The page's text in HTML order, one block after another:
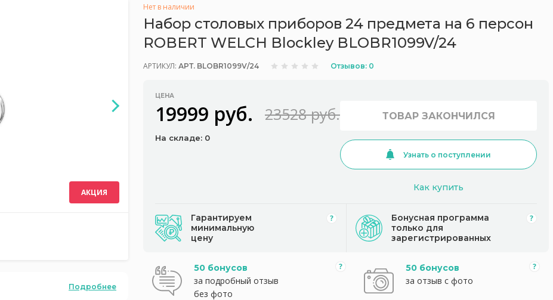
АКЦИЯ
Подробнее
Нет в наличии
Набор столовых приборов 24 предмета на 6 персон
ROBERT WELCH Blockley BLOBR1099V/24
АРТИКУЛ: АРТ. BLOBR1099V/24 Отзывов: 0
ЦЕНА
19999 руб. 23528 руб.
На складе: 0
ТОВАР ЗАКОНЧИЛСЯ
Узнать о поступлении
Как купить
Гарантируем
минимальную
цену
Бонусная программа
только для
зарегистрированных
50 бонусов
за подробный отзыв
без фото
50 бонусов
за отзыв с фото